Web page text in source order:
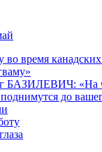
во время
«На
до